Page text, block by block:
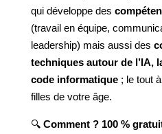
qui développe des
(travail en équipe,
leadership) mais aussi des
techniques autour de l’IA,
code informatique; le tout à
filles de votre âge.
🔍 Comment ? 100 %